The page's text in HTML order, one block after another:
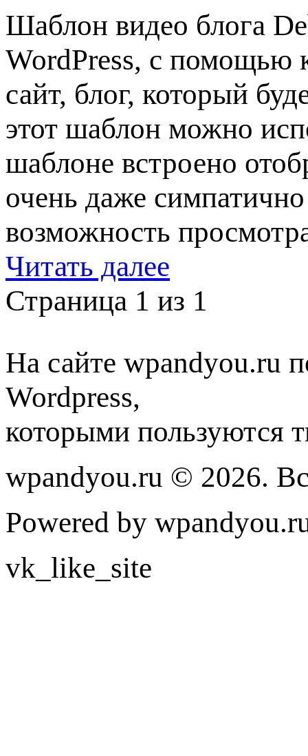
Шаблон видео блога
WordPress, с помощью
сайт, блог, который
этот шаблон можно
шаблоне встроено
очень даже
возможность
Читать далее
Страница 1 из 1
На сайте wpandyou.ru
Wordpress,
которыми пользуются
wpandyou.ru © 2026.
Powered by
vk_like_site